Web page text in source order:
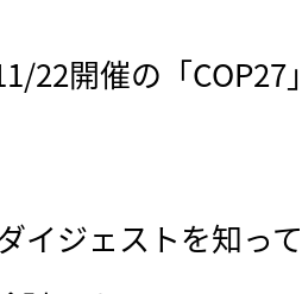
22開催の「
イジェストを知っ